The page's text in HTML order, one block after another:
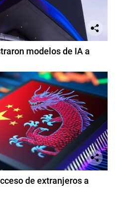
modelos de IA a
de extranjeros a